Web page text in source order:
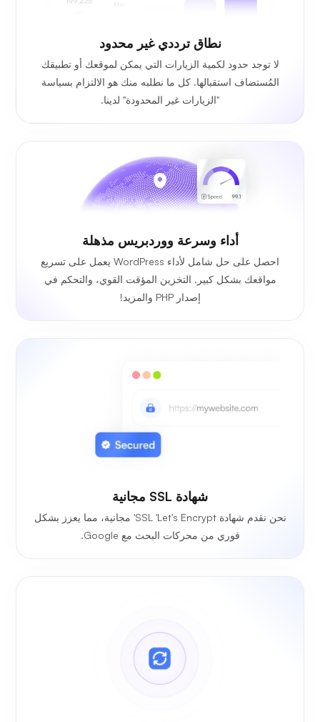
نطاق ترددي غير محدود
لا توجد حدود لكمية الزيارات التي يمكن لموقعك أو تطبيقك
المُستضاف استقبالها. كل ما نطلبه منك هو الالتزام بسياسة
"الزيارات غير المحدودة" لدينا.
أداء وسرعة ووردبريس مذهلة
احصل على حل شامل لأداء WordPress يعمل على تسريع
مواقعك بشكل كبير. التخزين المؤقت القوي، والتحكم في
إصدار PHP والمزيد!
شهادة SSL مجانية
نحن نقدم شهادة SSL 'Let's Encrypt' مجانية، مما يعزز بشكل
فوري من محركات البحث مع Google.